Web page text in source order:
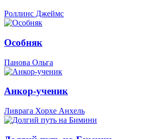
Роллинс Джеймс
Особняк
Панова Ольга
Анкор-ученик
Ливрага Хорхе Анхель